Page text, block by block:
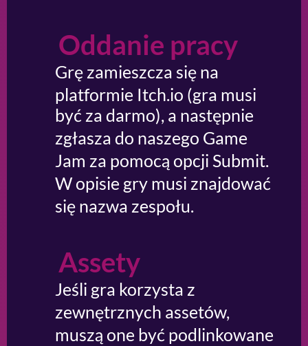
Oddanie pracy
Grę zamieszcza się na
platformie Itch.io (gra musi
być za darmo), a następnie
zgłasza do naszego Game
Jam za pomocą opcji Submit.
W opisie gry musi znajdować
się nazwa zespołu.
Assety
Jeśli gra korzysta z
zewnętrznych assetów,
muszą one być podlinkowane